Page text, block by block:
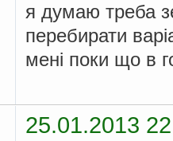
я думаю треба
перебирати
мені поки що в
25.01.2013